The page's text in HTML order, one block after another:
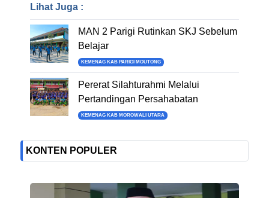
Lihat Juga :
MAN 2 Parigi Rutinkan SKJ Sebelum
Belajar
KEMENAG KAB PARIGI MOUTONG
Pererat Silahturahmi Melalui
Pertandingan Persahabatan
KEMENAG KAB MOROWALI UTARA
KONTEN POPULER